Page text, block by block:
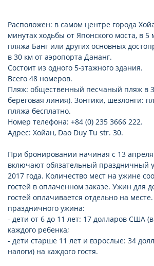
Расположен: в самом центре города
минутах ходьбы от Японского моста, в 5
пляжа Банг или других основных
в 30 км от аэропорта Дананг.
Состоит из одного 5-этажного здания.
Всего 48 номеров.
Пляж: общественный песчаный пляж в 3
береговая линия). Зонтики, шезлонги:
пляжа бесплатно.
Номер телефона: +84 (0) 235 3666 222.
Адрес: Хойан, Dao Duy Tu str. 30.
При бронировании начиная с 13
включают обязательный праздничный
2017 года. Количество мест на ужине
гостей в оплаченном заказе. Ужин для
гостей оплачивается отдельно на
праздничного ужина:
- дети от 6 до 11 лет: 17 долларов США
каждого ребенка;
- дети старше 11 лет и взрослые: 34
налоги) на каждого гостя.